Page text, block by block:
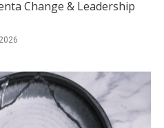
Change & Leadership